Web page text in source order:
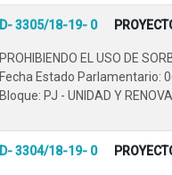
D- 3305/18-19- 0
PROHIBIENDO EL USO DE
Fecha Estado Parlamentario:
Bloque: PJ - UNIDAD Y
D- 3304/18-19- 0